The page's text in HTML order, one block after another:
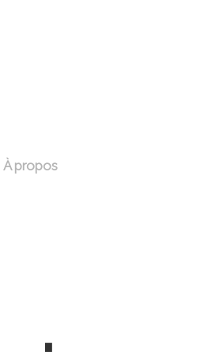
À propos